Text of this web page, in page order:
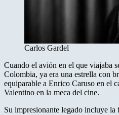
Carlos Gardel
Cuando el avión en el que viajaba
Colombia, ya era una estrella con
equiparable a Enrico Caruso en el
Valentino en la meca del cine.
Su impresionante legado incluye